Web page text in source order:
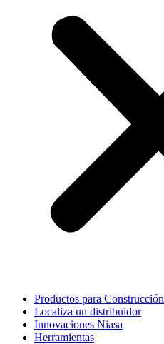
Productos para Construcción
Localiza un distribuidor
Innovaciones Niasa
Herramientas